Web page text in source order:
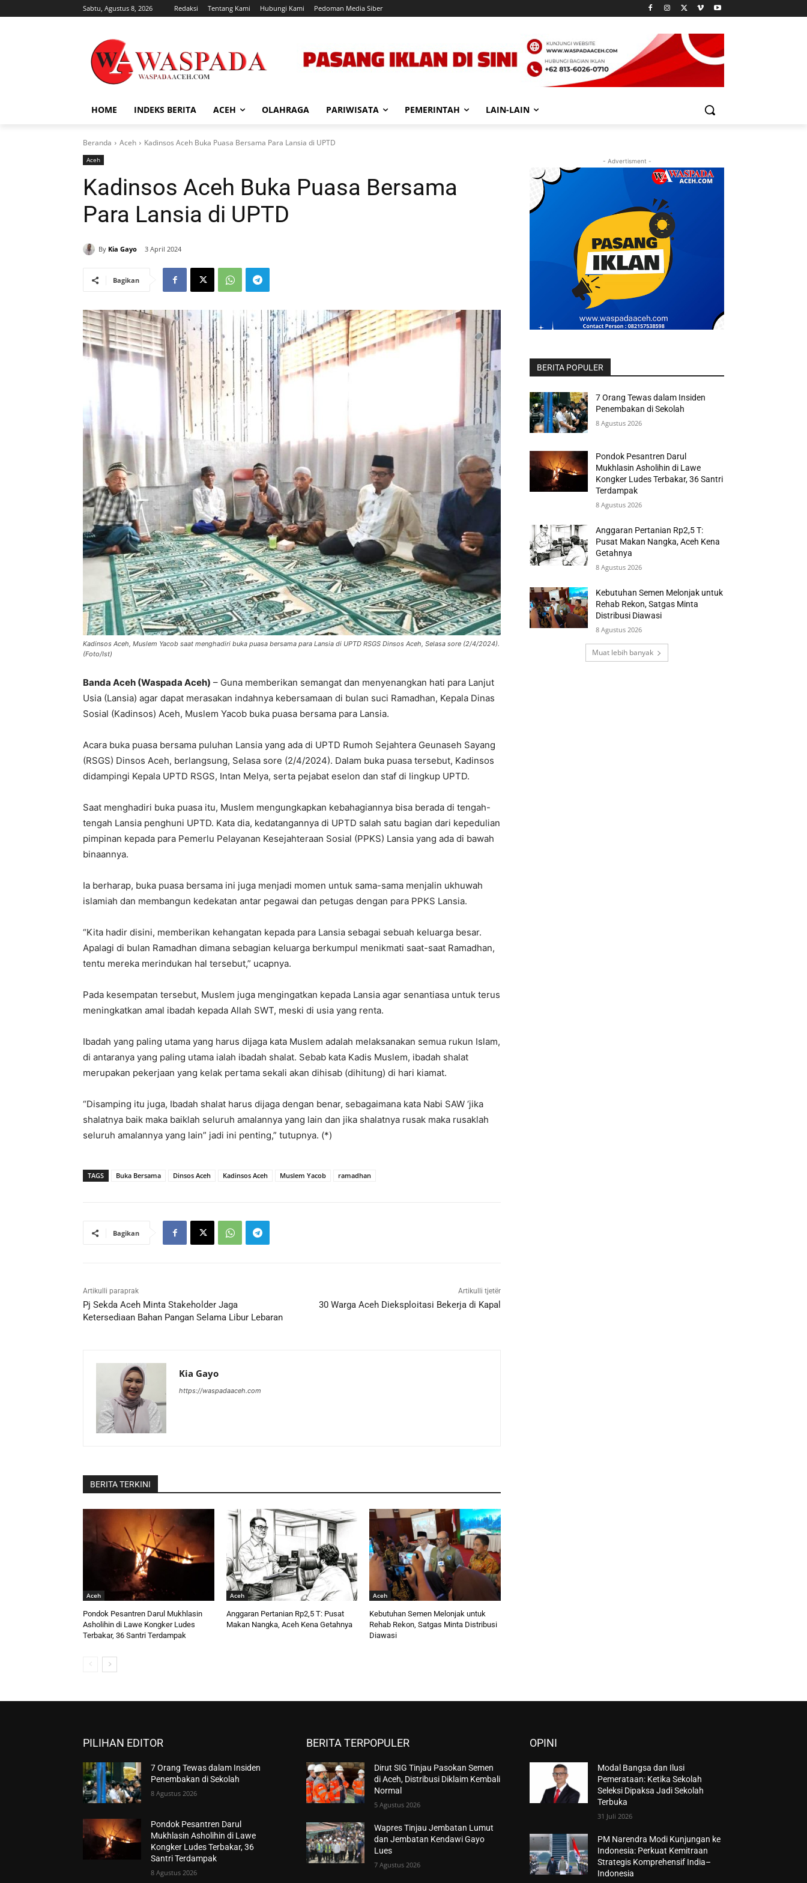
Sabtu, Agustus 8, 2026 Redaksi Tentang Kami Hubungi Kami Pedoman Media Siber
HOME INDEKS BERITA ACEH OLAHRAGA PARIWISATA PEMERINTAH LAIN-LAIN
Beranda Aceh Kadinsos Aceh Buka Puasa Bersama Para Lansia di UPTD
Aceh
Kadinsos Aceh Buka Puasa Bersama
Para Lansia di UPTD
By Kia Gayo 3 April 2024
Bagikan
Kadinsos Aceh, Muslem Yacob saat menghadiri buka puasa bersama para Lansia di UPTD RSGS Dinsos Aceh, Selasa sore (2/4/2024).
(Foto/Ist)
Banda Aceh (Waspada Aceh) – Guna memberikan semangat dan menyenangkan hati para Lanjut
Usia (Lansia) agar dapat merasakan indahnya kebersamaan di bulan suci Ramadhan, Kepala Dinas
Sosial (Kadinsos) Aceh, Muslem Yacob buka puasa bersama para Lansia.
Acara buka puasa bersama puluhan Lansia yang ada di UPTD Rumoh Sejahtera Geunaseh Sayang
(RSGS) Dinsos Aceh, berlangsung, Selasa sore (2/4/2024). Dalam buka puasa tersebut, Kadinsos
didampingi Kepala UPTD RSGS, Intan Melya, serta pejabat eselon dan staf di lingkup UPTD.
Saat menghadiri buka puasa itu, Muslem mengungkapkan kebahagiannya bisa berada di tengah-
tengah Lansia penghuni UPTD. Kata dia, kedatangannya di UPTD salah satu bagian dari kepedulian
pimpinan kepada para Pemerlu Pelayanan Kesejahteraan Sosial (PPKS) Lansia yang ada di bawah
binaannya.
Ia berharap, buka puasa bersama ini juga menjadi momen untuk sama-sama menjalin ukhuwah
islamiah dan membangun kedekatan antar pegawai dan petugas dengan para PPKS Lansia.
“Kita hadir disini, memberikan kehangatan kepada para Lansia sebagai sebuah keluarga besar.
Apalagi di bulan Ramadhan dimana sebagian keluarga berkumpul menikmati saat-saat Ramadhan,
tentu mereka merindukan hal tersebut,” ucapnya.
Pada kesempatan tersebut, Muslem juga mengingatkan kepada Lansia agar senantiasa untuk terus
meningkatkan amal ibadah kepada Allah SWT, meski di usia yang renta.
Ibadah yang paling utama yang harus dijaga kata Muslem adalah melaksanakan semua rukun Islam,
di antaranya yang paling utama ialah ibadah shalat. Sebab kata Kadis Muslem, ibadah shalat
merupakan pekerjaan yang kelak pertama sekali akan dihisab (dihitung) di hari kiamat.
“Disamping itu juga, Ibadah shalat harus dijaga dengan benar, sebagaimana kata Nabi SAW ‘jika
shalatnya baik maka baiklah seluruh amalannya yang lain dan jika shalatnya rusak maka rusaklah
seluruh amalannya yang lain” jadi ini penting,” tutupnya. (*)
TAGS Buka Bersama Dinsos Aceh Kadinsos Aceh Muslem Yacob ramadhan
Bagikan
Artikulli paraprak
Pj Sekda Aceh Minta Stakeholder Jaga
Ketersediaan Bahan Pangan Selama Libur Lebaran
Artikulli tjetër
30 Warga Aceh Dieksploitasi Bekerja di Kapal
Kia Gayo
https://waspadaaceh.com
BERITA TERKINI
Aceh
Pondok Pesantren Darul Mukhlasin
Asholihin di Lawe Kongker Ludes
Terbakar, 36 Santri Terdampak
Aceh
Anggaran Pertanian Rp2,5 T: Pusat
Makan Nangka, Aceh Kena Getahnya
Aceh
Kebutuhan Semen Melonjak untuk
Rehab Rekon, Satgas Minta Distribusi
Diawasi
- Advertisment -
BERITA POPULER
7 Orang Tewas dalam Insiden
Penembakan di Sekolah
8 Agustus 2026
Pondok Pesantren Darul
Mukhlasin Asholihin di Lawe
Kongker Ludes Terbakar, 36 Santri
Terdampak
8 Agustus 2026
Anggaran Pertanian Rp2,5 T:
Pusat Makan Nangka, Aceh Kena
Getahnya
8 Agustus 2026
Kebutuhan Semen Melonjak untuk
Rehab Rekon, Satgas Minta
Distribusi Diawasi
8 Agustus 2026
Muat lebih banyak
PILIHAN EDITOR
7 Orang Tewas dalam Insiden
Penembakan di Sekolah
8 Agustus 2026
Pondok Pesantren Darul
Mukhlasin Asholihin di Lawe
Kongker Ludes Terbakar, 36
Santri Terdampak
8 Agustus 2026
BERITA TERPOPULER
Dirut SIG Tinjau Pasokan Semen
di Aceh, Distribusi Diklaim Kembali
Normal
5 Agustus 2026
Wapres Tinjau Jembatan Lumut
dan Jembatan Kendawi Gayo
Lues
7 Agustus 2026
OPINI
Modal Bangsa dan Ilusi
Pemerataan: Ketika Sekolah
Seleksi Dipaksa Jadi Sekolah
Terbuka
31 Juli 2026
PM Narendra Modi Kunjungan ke
Indonesia: Perkuat Kemitraan
Strategis Komprehensif India–
Indonesia